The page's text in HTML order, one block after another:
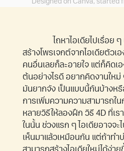
Designed on Canva, started
ไถหาไอเดียไปเรื่อย
สร้างโพรเจกต์จากไอเดียตัวเ
คนอื่นเลยก็ละอายใจ แต่ก็คิดเอ
ต้นอย่างไรดี อยากคิดงานใหม่
มันยากจัง เป็นแบบนี้กันบ้างหรื
การเพิ่มความความสามารถใน
หลายวิธีให้ลองฝึก วิธี 4D ที่เร
ในนั้น ช่วงแรก ๆ ไอเดียอาจจะ
เห็นมาแล้วเหมือนกัน แต่ถ้าทำ